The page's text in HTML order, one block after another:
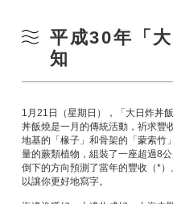
平成30年「
知
1月21日（星期日），「大日炸丼
丼飯燒是一月的傳統活動，祈求豐
地基的「椽子」和骨架的「蒙索竹
量的蕨類植物，組裝了一座超過8
倒下的方向預測了當年的豐收（*
以讓你更好地寫字。